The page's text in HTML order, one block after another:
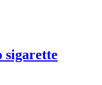
sigarette